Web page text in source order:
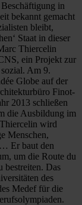
in
bekannt gemacht
bleibt,
Staat in dieser
Thiercelin
ein Projekt zur
Am 9.
Globe auf der
Finot-
2013 schließen
die Ausbildung im
wird
Menschen,
Er baut den
um die Route du
bestreiten. Das
des
Medef für die